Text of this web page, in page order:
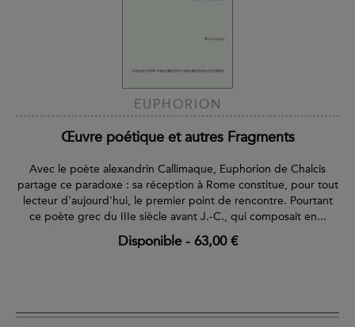
EUPHORION
Œuvre poétique et autres Fragments
Avec le poète alexandrin Callimaque, Euphorion de Chalcis
partage ce paradoxe : sa réception à Rome constitue, pour tout
lecteur d'aujourd'hui, le premier point de rencontre. Pourtant
ce poète grec du IIIe siècle avant J.-C., qui composait en...
Disponible- 63,00 €